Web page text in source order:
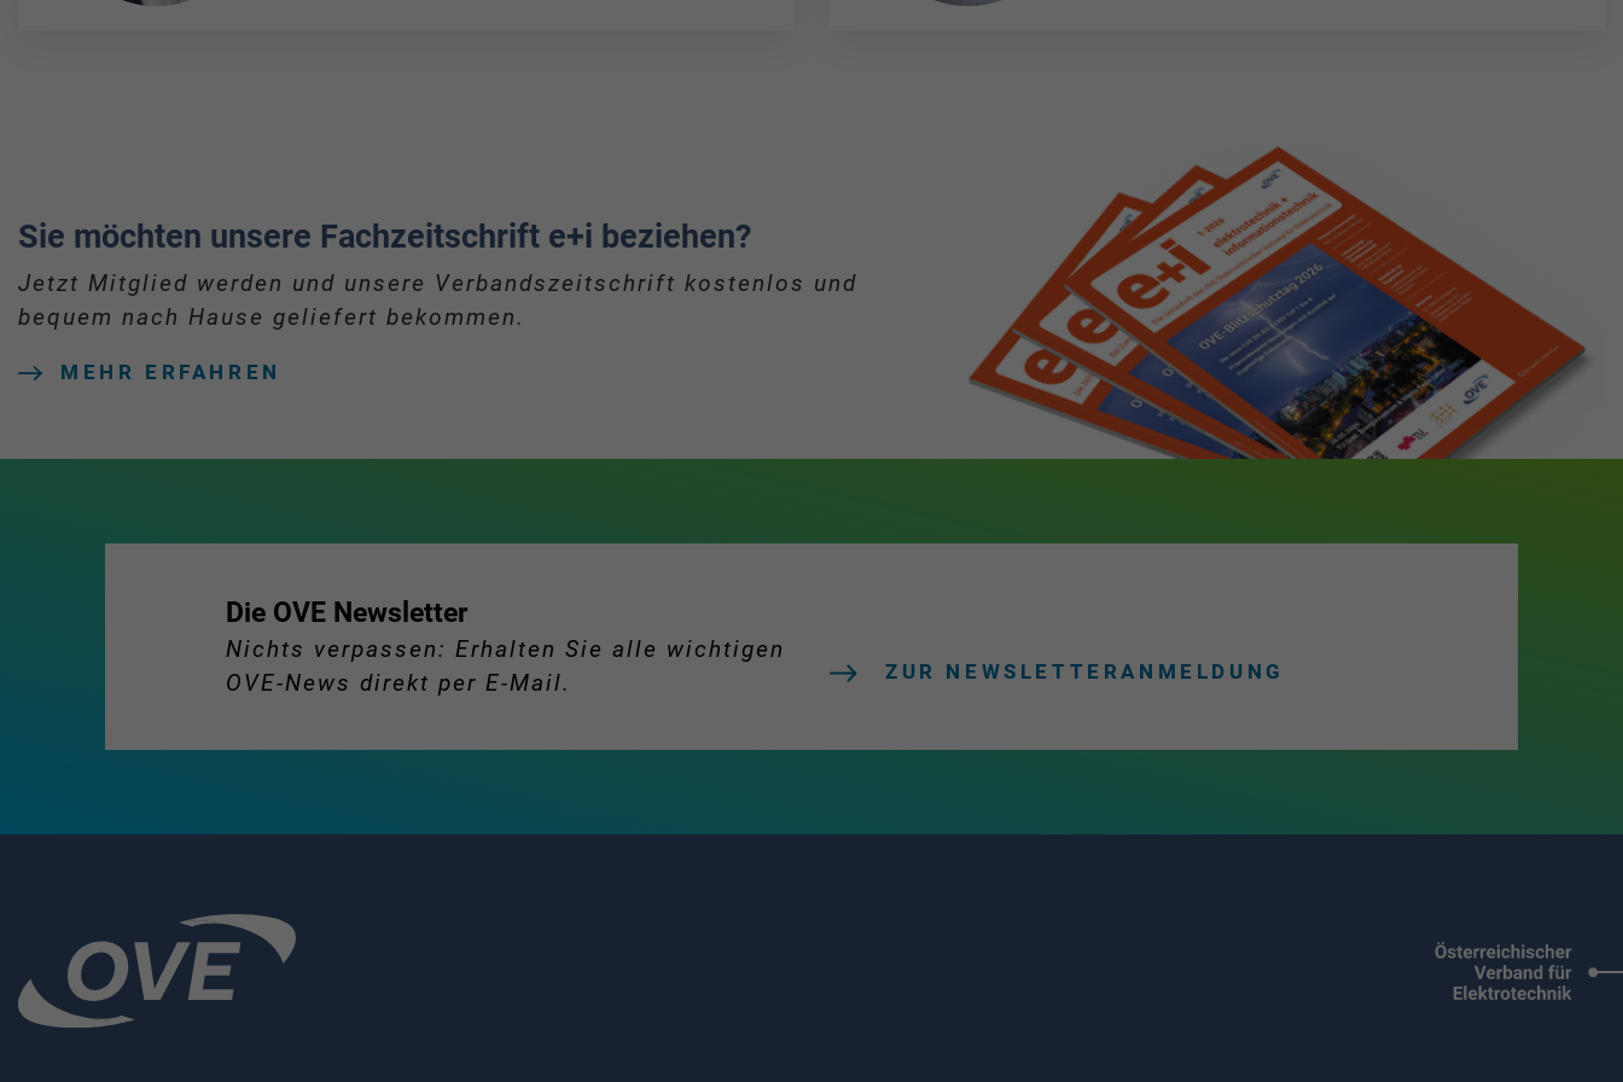
Sie möchten unsere Fachzeitschrift e+i beziehen?
Jetzt Mitglied werden und unsere Verbandszeitschrift kostenlos und
bequem nach Hause geliefert bekommen.
MEHR ERFAHREN
Die OVE Newsletter
Nichts verpassen: Erhalten Sie alle wichtigen
OVE-News direkt per E-Mail.
ZUR NEWSLETTERANMELDUNG